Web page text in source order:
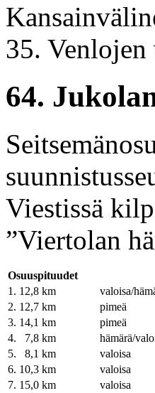
35.
64.
Viestissä
”Viertolan
Osuuspituudet
1. 12,8 km
valoisa/
2. 12,7 km
pimeä
3. 14,1 km
pimeä
4. 7,8 km
hämärä/
5. 8,1 km
valoisa
6. 10,3 km
valoisa
7. 15,0 km
valoisa